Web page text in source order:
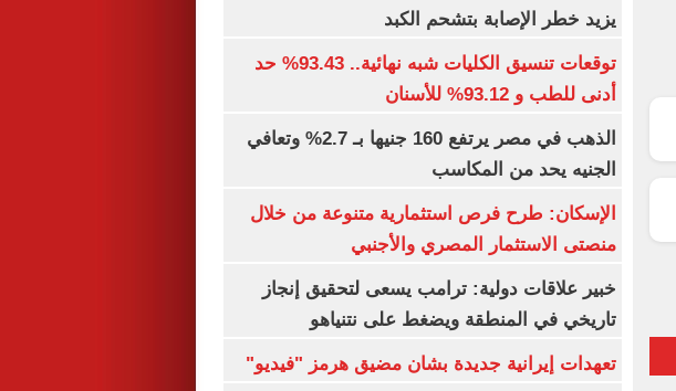
يزيد خطر الإصابة بتشحم الكبد
توقعات تنسيق الكليات شبه نهائية.. 93.43% حد
أدنى للطب و 93.12% للأسنان
الذهب في مصر يرتفع 160 جنيها بـ 2.7% وتعافي
الجنيه يحد من المكاسب
الإسكان: طرح فرص استثمارية متنوعة من خلال
منصتى الاستثمار المصري والأجنبي
خبير علاقات دولية: ترامب يسعى لتحقيق إنجاز
تاريخي في المنطقة ويضغط على نتنياهو
تعهدات إيرانية جديدة بشان مضيق هرمز "فيديو"